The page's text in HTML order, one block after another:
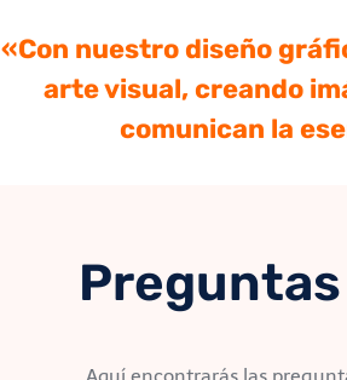
«Con nuestro diseño
arte visual, creando
comunican la
Aquí encontrarás las